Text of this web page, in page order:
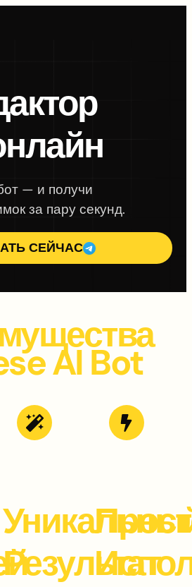
— и получи
за пару секунд.
СЕЙЧАС
AI Bot
Результат